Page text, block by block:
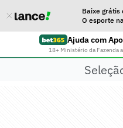
Baixe grátis
O esporte
Ajuda com
18+ Ministério da Fazenda